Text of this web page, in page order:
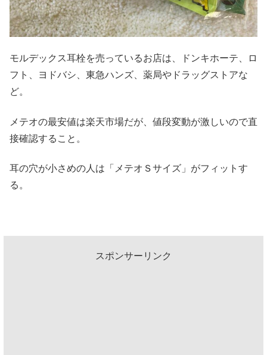
モルデックス耳栓を売っているお店は、ドンキホーテ、ロ
フト、ヨドバシ、東急ハンズ、薬局やドラッグストアな
ど。
メテオの最安値は楽天市場だが、値段変動が激しいので直
接確認すること。
耳の穴が小さめの人は「メテオＳサイズ」がフィットす
る。
スポンサーリンク